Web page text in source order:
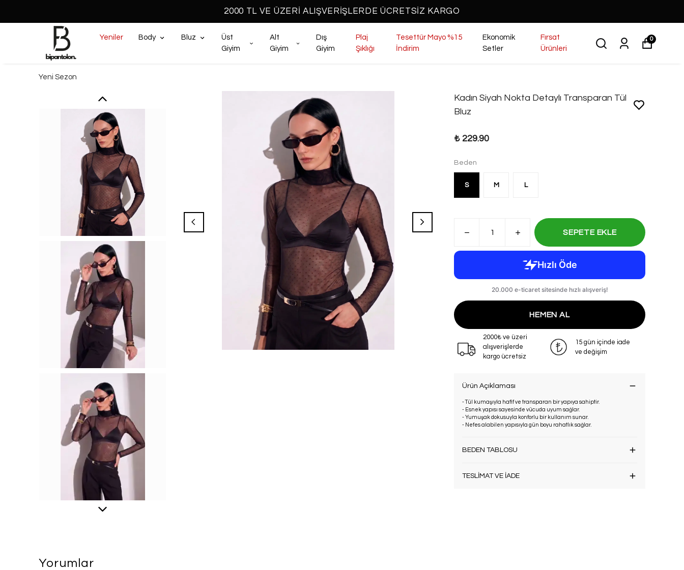
2000 TL VE ÜZERİ ALIŞVERİŞLERDE ÜCRETSİZ KARGO
Yeniler Body Bluz
Üst
Giyim
Alt
Giyim
Dış
Giyim
Plaj
Şıklığı
Tesettür Mayo %15
İndirim
Ekonomik
Setler
Fırsat
Ürünleri
0
Yeni Sezon
Kadın Siyah Nokta Detaylı Transparan Tül
Bluz
₺ 229.90
Beden
S M L
SEPETE EKLE
HEMEN AL
2000₺ ve üzeri
alışverişlerde
kargo ücretsiz
15 gün içinde iade
ve değişim
Ürün Açıklaması
- Tül kumaşıyla hafif ve transparan bir yapıya sahiptir.
- Esnek yapısı sayesinde vücuda uyum sağlar.
- Yumuşak dokusuyla konforlu bir kullanım sunar.
- Nefes alabilen yapısıyla gün boyu rahatlık sağlar.
BEDEN TABLOSU
TESLİMAT VE İADE
Yorumlar